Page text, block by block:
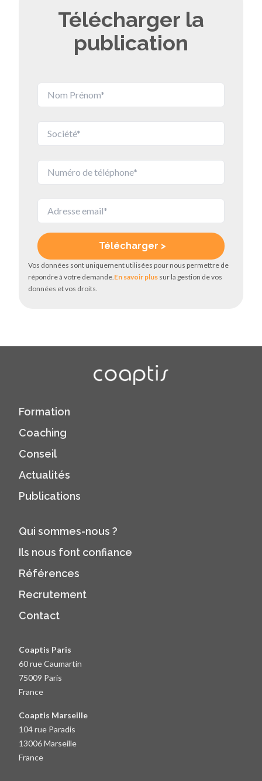
Télécharger la
publication
Vos données sont uniquement utilisées pour nous permettre de
répondre à votre demande.En savoir plus sur la gestion de vos
données et vos droits.
Formation
Coaching
Conseil
Actualités
Publications
Qui sommes-nous ?
Ils nous font confiance
Références
Recrutement
Contact
Coaptis Paris
60 rue Caumartin
75009 Paris
France
Coaptis Marseille
104 rue Paradis
13006 Marseille
France